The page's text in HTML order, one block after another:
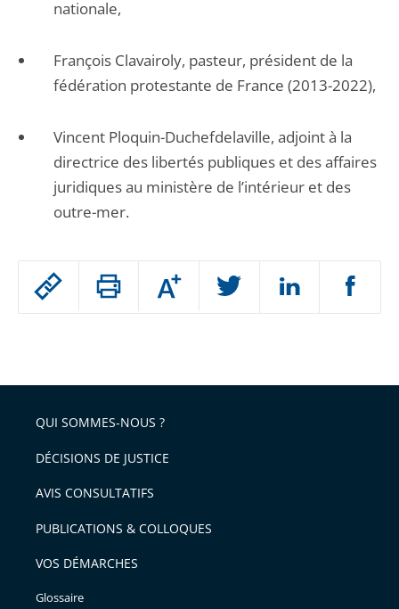
Passer
arriver
après
Augmenter
ou
l'article
pour
avant
nationale,
François Clavairoly, pasteur, président de la
fédération protestante de France (2013-2022),
Vincent Ploquin-Duchefdelaville, adjoint à la
directrice des libertés publiques et des affaires
juridiques au ministère de l’intérieur et des
outre-mer.
QUI SOMMES-NOUS ?
DÉCISIONS DE JUSTICE
AVIS CONSULTATIFS
PUBLICATIONS & COLLOQUES
VOS DÉMARCHES
Glossaire